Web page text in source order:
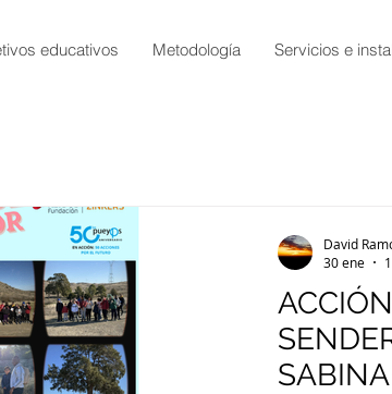
educativos Metodología Servicios e
SABINA
David
30 ene